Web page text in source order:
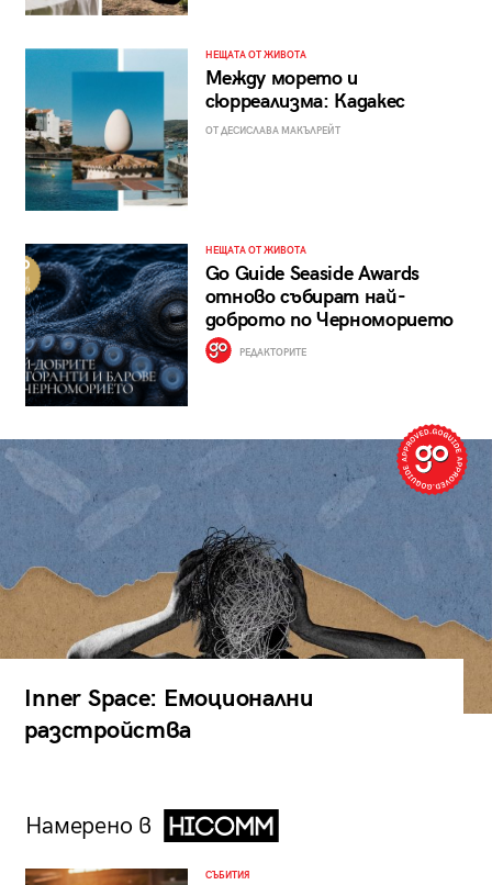
НЕЩАТА ОТ ЖИВОТА
Между морето и
сюрреализма: Кадакес
ОТ ДЕСИСЛАВА МАКЪЛРЕЙТ
НЕЩАТА ОТ ЖИВОТА
Go Guide Seaside Awards
отново събират най-
доброто по Черноморието
РЕДАКТОРИТЕ
Inner Space: Емоционални
разстройства
Намерено в
СЪБИТИЯ